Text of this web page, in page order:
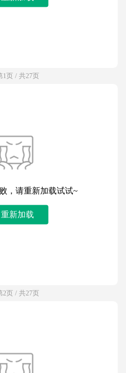
1页 / 共27页
，请重新加载试试~
重新加载
2页 / 共27页